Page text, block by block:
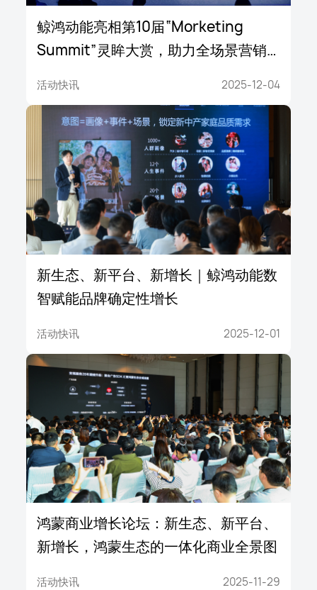
鲸鸿动能亮相第10届“Morketing
Summit”灵眸大赏，助力全场景营销
活动快讯 2025-12-04
新生态、新平台、新增长｜鲸鸿动能数
智赋能品牌确定性增长
活动快讯 2025-12-01
鸿蒙商业增长论坛：新生态、新平台、
新增长，鸿蒙生态的一体化商业全景图
活动快讯 2025-11-29